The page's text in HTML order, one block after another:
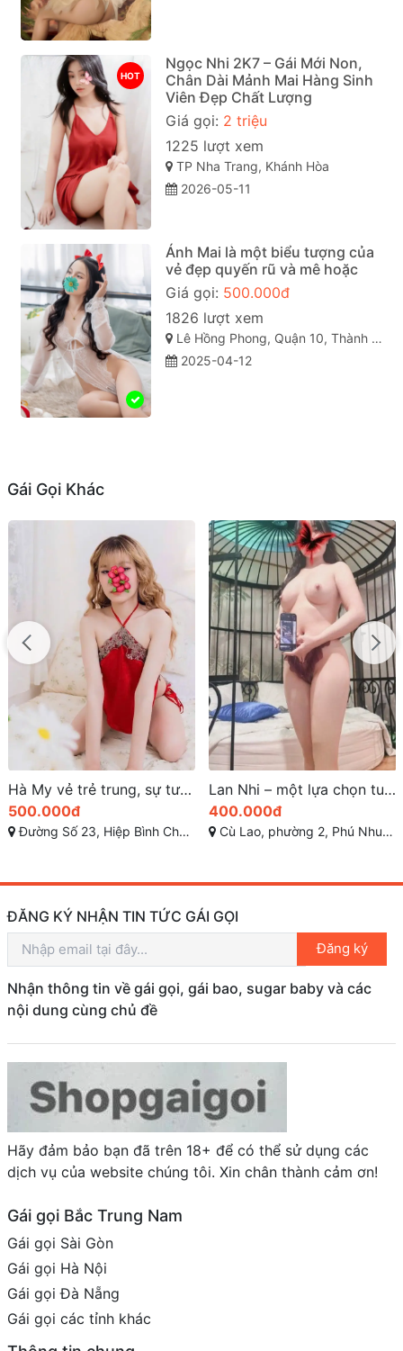
HOT
Ngọc Nhi 2K7 – Gái Mới Non,
Chân Dài Mảnh Mai Hàng Sinh
Viên Đẹp Chất Lượng
Giá gọi: 2 triệu
1225 lượt xem
TP Nha Trang, Khánh Hòa
2026-05-11
Ánh Mai là một biểu tượng của
vẻ đẹp quyến rũ và mê hoặc
Giá gọi: 500.000đ
1826 lượt xem
Lê Hồng Phong, Quận 10, Thành phố Hồ Chí Minh
2025-04-12
Gái Gọi Khác
Hà My vẻ trẻ trung, sự tươi tắn và thân hình thon gọn
500.000đ
Đường Số 23, Hiệp Bình Chánh, Thủ Đức
Lan Nhi – một lựa chọn tuyệt vời với chất lượng hoàn hảo
400.000đ
Cù Lao, phường 2, Phú Nhuận, Thành phố Hồ Chí Minh, Việt Nam
ĐĂNG KÝ NHẬN TIN TỨC GÁI GỌI
Đăng ký
Nhận thông tin về gái gọi, gái bao, sugar baby và các
nội dung cùng chủ đề
Hãy đảm bảo bạn đã trên 18+ để có thể sử dụng các
dịch vụ của website chúng tôi. Xin chân thành cảm ơn!
Gái gọi Bắc Trung Nam
Gái gọi Sài Gòn
Gái gọi Hà Nội
Gái gọi Đà Nẵng
Gái gọi các tỉnh khác